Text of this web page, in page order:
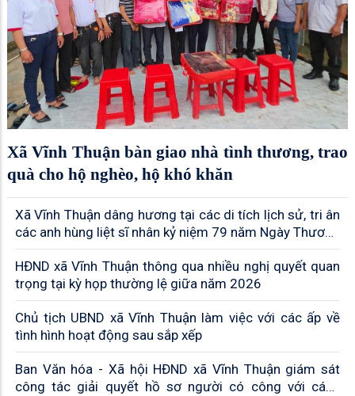
Xã Vĩnh Thuận: Trao 35 phần quà cho nạn nhân chất
độc da cam và trẻ em khuyết tật
Cựu chiến binh Dương Văn Dũng: Tự lực làm giàu, hết
lòng giúp đồng đội thoát nghèo
Xã Vĩnh Thuận bàn giao nhà tình thương, trao
quà cho hộ nghèo, hộ khó khăn
Xã Vĩnh Thuận dâng hương tại các di tích lịch sử, tri ân
các anh hùng liệt sĩ nhân kỷ niệm 79 năm Ngày Thương
binh - Liệt sĩ
HĐND xã Vĩnh Thuận thông qua nhiều nghị quyết quan
trọng tại kỳ họp thường lệ giữa năm 2026
Chủ tịch UBND xã Vĩnh Thuận làm việc với các ấp về
tình hình hoạt động sau sắp xếp
Ban Văn hóa - Xã hội HĐND xã Vĩnh Thuận giám sát
công tác giải quyết hồ sơ người có công với cách